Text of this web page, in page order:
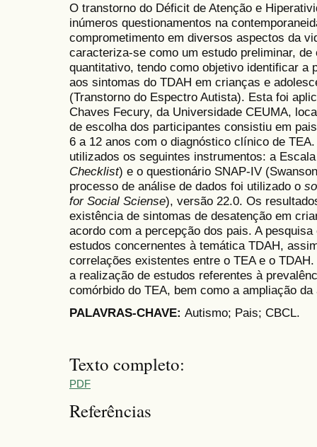
O transtorno do Déficit de Atenção e
inúmeros questionamentos na
comprometimento em diversos aspectos da
caracteriza-se como um estudo preliminar,
quantitativo, tendo como objetivo identificar a
aos sintomas do TDAH em crianças e
(Transtorno do Espectro Autista). Esta foi
Chaves Fecury, da Universidade CEUMA,
de escolha dos participantes consistiu em
6 a 12 anos com o diagnóstico clínico de
utilizados os seguintes instrumentos: a
Checklist) e o questionário SNAP-IV
processo de análise de dados foi utilizado o
for Social Sciense), versão 22.0. Os
existência de sintomas de desatenção em
acordo com a percepção dos pais. A
estudos concernentes à temática TDAH,
correlações existentes entre o TEA e o
a realização de estudos referentes à
comórbido do TEA, bem como a ampliação
PALAVRAS-CHAVE: Autismo; Pais; CBCL.
Texto completo:
PDF
Referências